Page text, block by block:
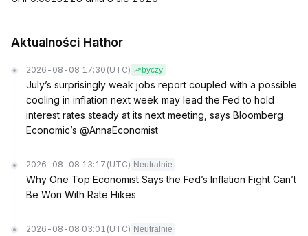
Aktualności Hathor
2026-08-08 17:30 (UTC) byczy
July’s surprisingly weak jobs report coupled with a possible
cooling in inflation next week may lead the Fed to hold
interest rates steady at its next meeting, says Bloomberg
Economic’s @AnnaEconomist
2026-08-08 13:17 (UTC) Neutralnie
Why One Top Economist Says the Fed’s Inflation Fight Can’t
Be Won With Rate Hikes
2026-08-08 03:01 (UTC) Neutralnie